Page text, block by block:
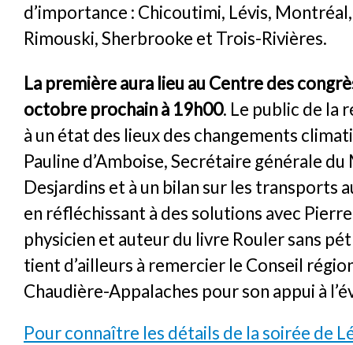
d’importance : Chicoutimi, Lévis,
Rimouski, Sherbrooke et Trois-Rivières.
La première aura lieu au Centre des
octobre prochain à 19h00. Le public de la
à un état des lieux des changements
Pauline d’Amboise, Secrétaire générale
Desjardins et à un bilan sur les transports
en réfléchissant à des solutions avec
physicien et auteur du livre Rouler sans
tient d’ailleurs à remercier le Conseil
Chaudière-Appalaches pour son appui à
Pour connaître les détails de la soirée de